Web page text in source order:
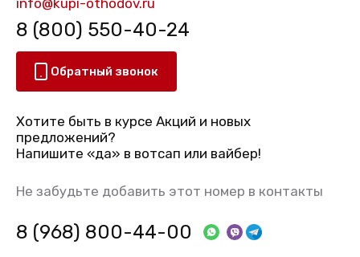
8 (800) 550-40-24
Обратный звонок
Хотите быть в курсе Акций и новых
предложений?
Напишите «да» в вотсап или вайбер!
Не забудьте добавить этот номер в контакты
8 (968) 800-44-00